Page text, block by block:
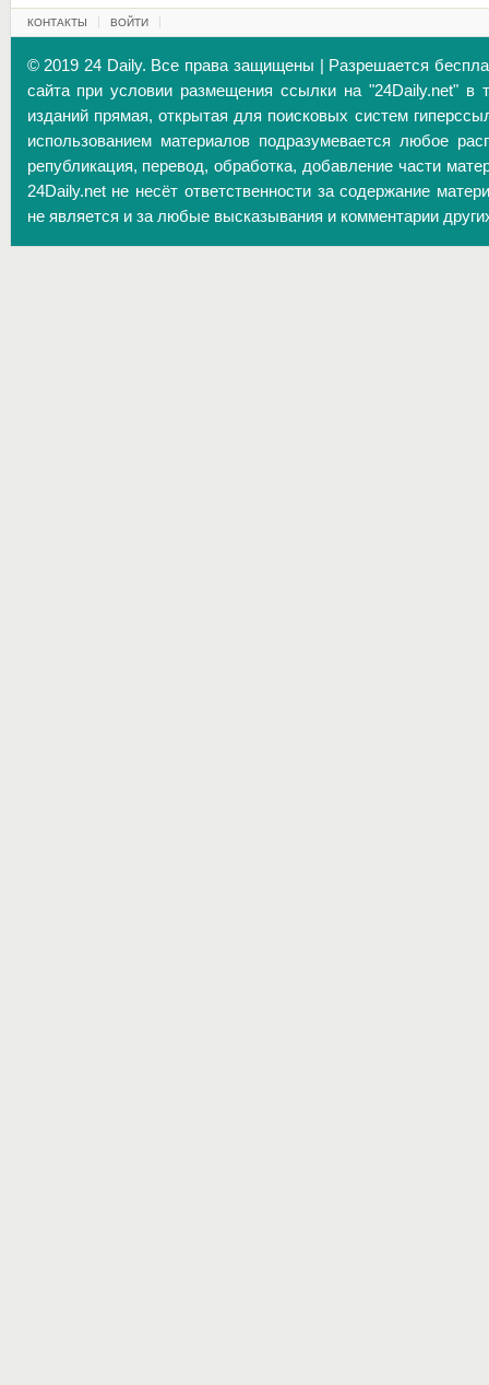
КОНТАКТЫ ВОЙТИ
© 2019 24 Daily. Все права защищены | Разрешается
сайта при условии размещения ссылки на "24Daily.net" в
изданий прямая, открытая для поисковых систем
использованием материалов подразумевается любое
републикация, перевод, обработка, добавление части
24Daily.net не несёт ответственности за содержание
не является и за любые высказывания и комментарии